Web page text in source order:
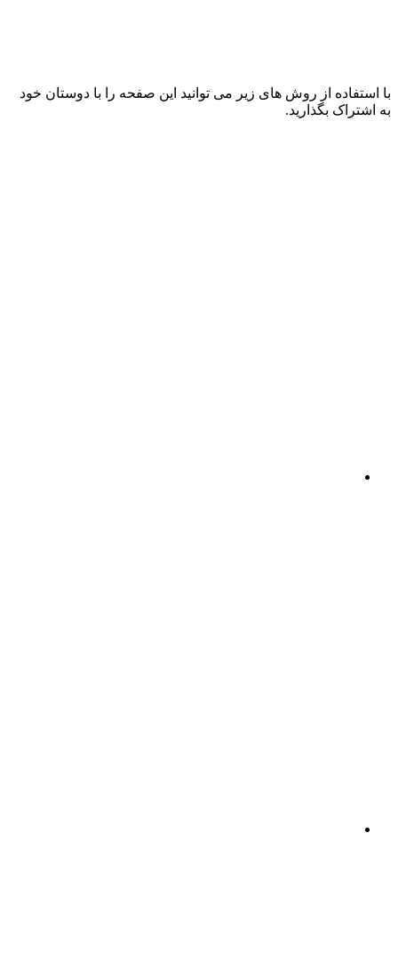
با استفاده از روش های زیر می توانید این صفحه را با دوستان خود
به اشتراک بگذارید.